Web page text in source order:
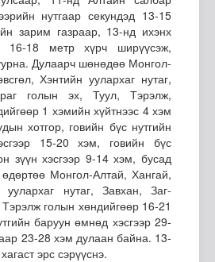
нутгаар секундэд 13-15
зарим газраар, 13-нд ихэнх
16-18 метр хүрч ширүүсэж,
Дулаарч шөнөдөө Монгол-
Хэнтийн уулархаг нутаг,
голын эх, Туул, Тэрэлж,
1 хэмийн хүйтнээс 4 хэм
хотгор, говийн бүс нутгийн
15-20 хэм, говийн бүс
зүүн хэсгээр 9-14 хэм, бусад
Монгол-Алтай, Хангай,
уулархаг нутаг, Завхан, Заг-
голын хөндийгөөр 16-21
баруун өмнөд хэсгээр 29-
23-28 хэм дулаан байна. 13-
эрс сэрүүснэ.